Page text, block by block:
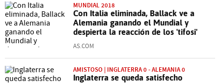
MUNDIAL 2018
Con Italia eliminada, Ballack ve a
Alemania ganando el Mundial y
despierta la reacción de los 'tifosi'
AS.COM
AMISTOSO | INGLATERRA 0 - ALEMANIA 0
Inglaterra se queda satisfecho